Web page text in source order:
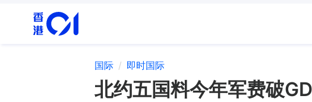
国际 即时国际
北约五国料今年军费破